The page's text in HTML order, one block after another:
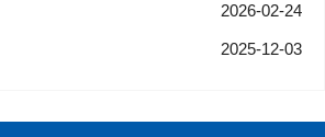
2026-02-24
2025-12-03